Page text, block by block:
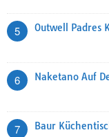
5 Outwell Padres
6 Naketano Auf
7 Baur